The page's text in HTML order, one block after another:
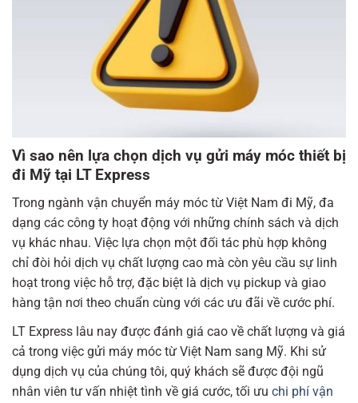
Vì sao nên lựa chọn dịch vụ gửi máy móc thiết bị
đi Mỹ tại LT Express
Trong ngành vận chuyển máy móc từ Việt Nam đi Mỹ, đa
dạng các công ty hoạt động với những chính sách và dịch
vụ khác nhau. Việc lựa chọn một đối tác phù hợp không
chỉ đòi hỏi dịch vụ chất lượng cao mà còn yêu cầu sự linh
hoạt trong việc hỗ trợ, đặc biệt là dịch vụ pickup và giao
hàng tận nơi theo chuẩn cùng với các ưu đãi về cước phí.
LT Express lâu nay được đánh giá cao về chất lượng và giá
cả trong việc gửi máy móc từ Việt Nam sang Mỹ. Khi sử
dụng dịch vụ của chúng tôi, quý khách sẽ được đội ngũ
nhân viên tư vấn nhiệt tình về giá cước, tối ưu chi phí vận